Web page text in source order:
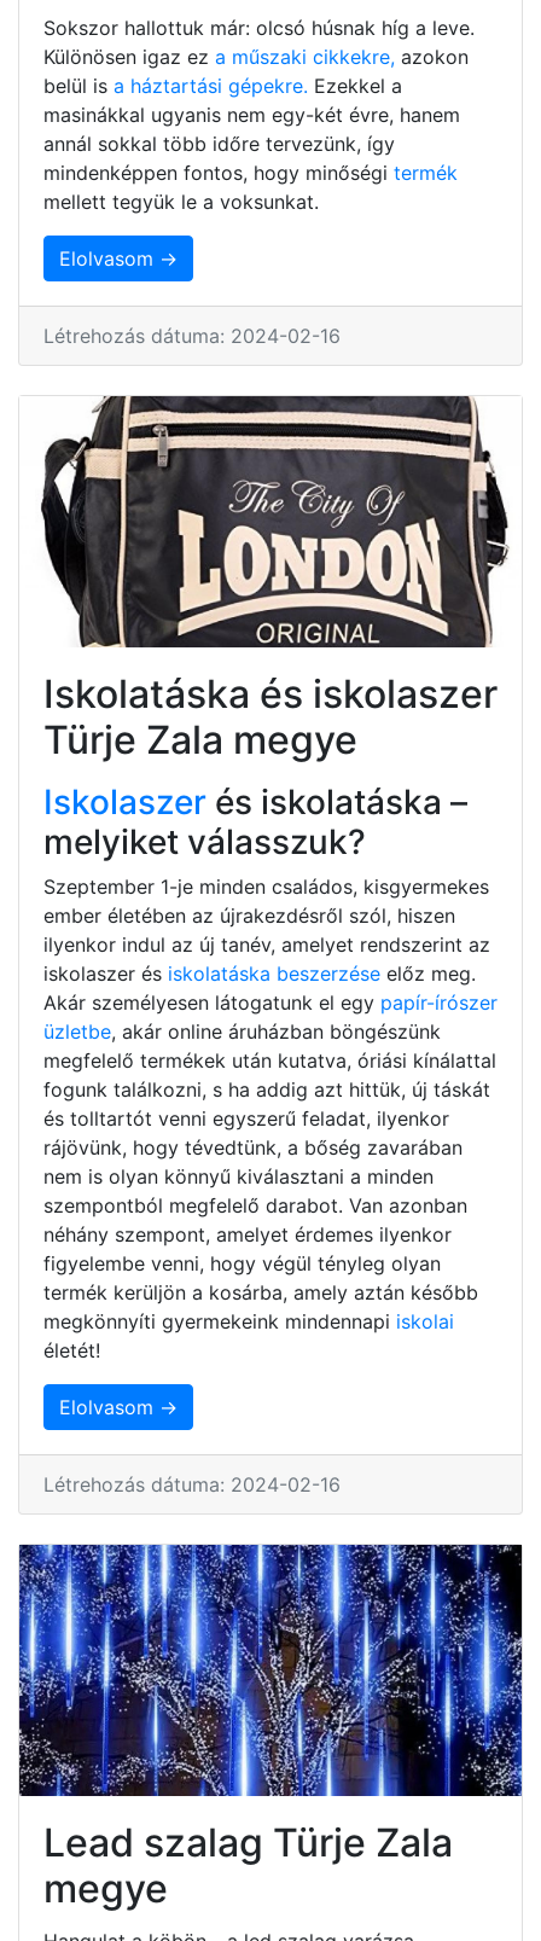
Sokszor hallottuk már: olcsó húsnak híg a leve.
Különösen igaz ez a műszaki cikkekre, azokon
belül is a háztartási gépekre. Ezekkel a
masinákkal ugyanis nem egy-két évre, hanem
annál sokkal több időre tervezünk, így
mindenképpen fontos, hogy minőségi termék
mellett tegyük le a voksunkat.
Elolvasom →
Létrehozás dátuma: 2024-02-16
Iskolatáska és iskolaszer
Türje Zala megye
Iskolaszer és iskolatáska –
melyiket válasszuk?
Szeptember 1-je minden családos, kisgyermekes
ember életében az újrakezdésről szól, hiszen
ilyenkor indul az új tanév, amelyet rendszerint az
iskolaszer és iskolatáska beszerzése előz meg.
Akár személyesen látogatunk el egy papír-írószer
üzletbe, akár online áruházban böngészünk
megfelelő termékek után kutatva, óriási kínálattal
fogunk találkozni, s ha addig azt hittük, új táskát
és tolltartót venni egyszerű feladat, ilyenkor
rájövünk, hogy tévedtünk, a bőség zavarában
nem is olyan könnyű kiválasztani a minden
szempontból megfelelő darabot. Van azonban
néhány szempont, amelyet érdemes ilyenkor
figyelembe venni, hogy végül tényleg olyan
termék kerüljön a kosárba, amely aztán később
megkönnyíti gyermekeink mindennapi iskolai
életét!
Elolvasom →
Létrehozás dátuma: 2024-02-16
Lead szalag Türje Zala
megye